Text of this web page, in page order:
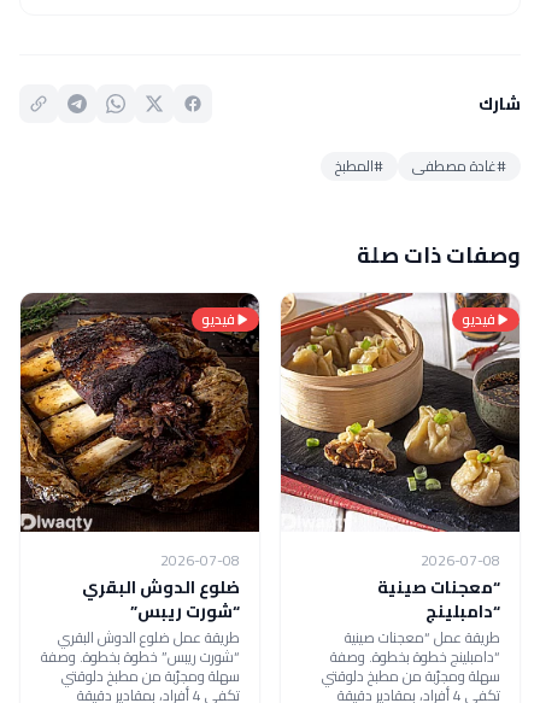
شارك
#غادة مصطفى #المطبخ
وصفات ذات صلة
فيديو
2026-07-08
“معجنات صينية
“دامبلينج
طريقة عمل “معجنات صينية
“دامبلينج خطوة بخطوة. وصفة
سهلة ومجرّبة من مطبخ دلوقتي
تكفي 4 أفراد، بمقادير دقيقة
فيديو
2026-07-08
ضلوع الدوش البقري
“شورت ريبس”
طريقة عمل ضلوع الدوش البقري
“شورت ريبس” خطوة بخطوة. وصفة
سهلة ومجرّبة من مطبخ دلوقتي
تكفي 4 أفراد، بمقادير دقيقة